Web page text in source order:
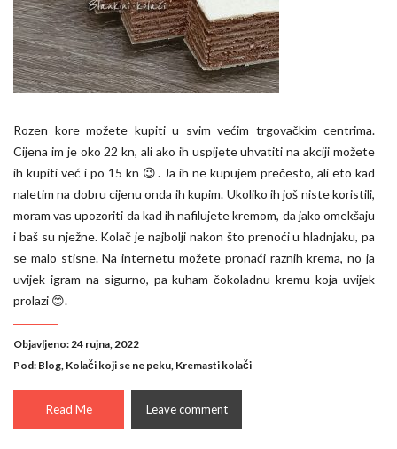
Rozen kore možete kupiti u svim većim trgovačkim centrima.
Cijena im je oko 22 kn, ali ako ih uspijete uhvatiti na akciji možete
ih kupiti već i po 15 kn 😉. Ja ih ne kupujem prečesto, ali eto kad
naletim na dobru cijenu onda ih kupim. Ukoliko ih još niste koristili,
moram vas upozoriti da kad ih nafilujete kremom, da jako omekšaju
i baš su nježne. Kolač je najbolji nakon što prenoći u hladnjaku, pa
se malo stisne. Na internetu možete pronaći raznih krema, no ja
uvijek igram na sigurno, pa kuham čokoladnu kremu koja uvijek
prolazi 😊.
Objavljeno: 24 rujna, 2022
Pod: Blog, Kolači koji se ne peku, Kremasti kolači
Read Me Leave comment